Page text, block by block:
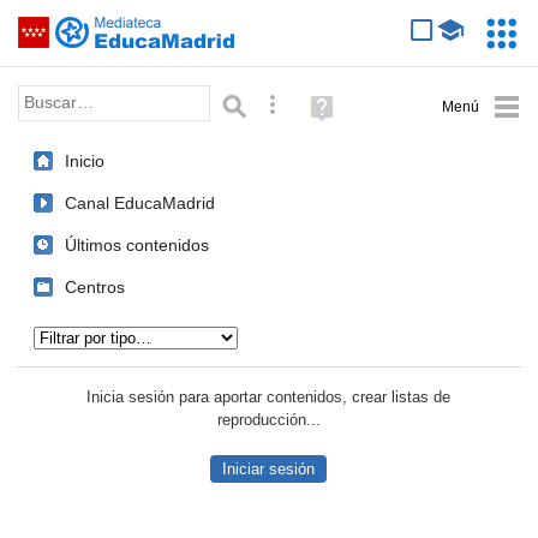
Saltar navegación
Palabra o frase: Búsqueda avanzada
Ayuda
(en
Inicio
Canal EducaMadrid
Últimos contenidos
Centros
Inicia sesión para aportar contenidos, crear listas de
reproducción...
Iniciar sesión